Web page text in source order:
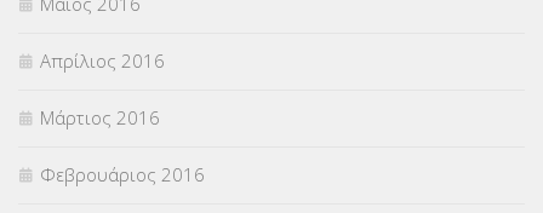
Απρίλιος 2016
Μάρτιος 2016
Φεβρουάριος 2016